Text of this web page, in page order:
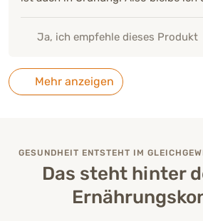
Ja, ich empfehle dieses Produkt
Mehr anzeigen
GESUNDHEIT ENTSTEHT IM
Das steht hinter